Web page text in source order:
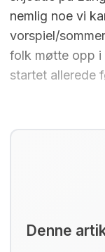
nemlig noe vi
vorspiel/
folk møtte opp i
startet allerede
Denne